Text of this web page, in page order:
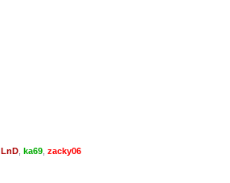
LnD ka69 zacky06